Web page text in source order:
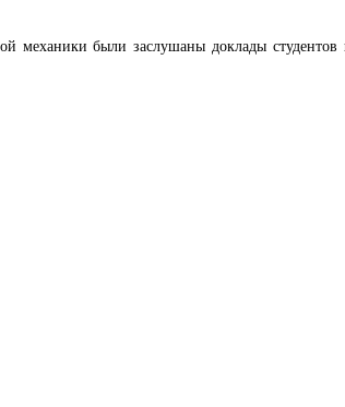
механики были заслушаны доклады